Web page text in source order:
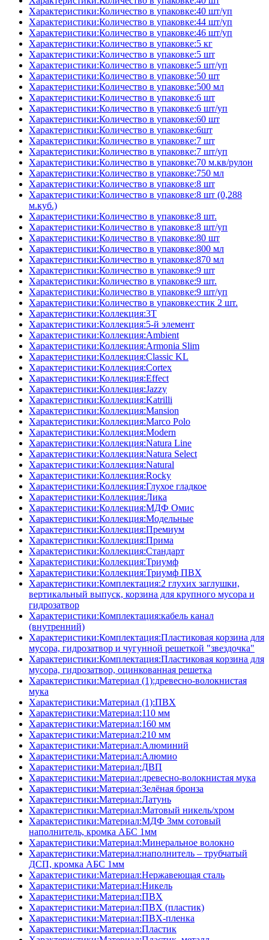
Характеристики:Количество в упаковке:40 шт/уп
Характеристики:Количество в упаковке:44 шт/уп
Характеристики:Количество в упаковке:46 шт/уп
Характеристики:Количество в упаковке:5 кг
Характеристики:Количество в упаковке:5 шт
Характеристики:Количество в упаковке:5 шт/уп
Характеристики:Количество в упаковке:50 шт
Характеристики:Количество в упаковке:500 мл
Характеристики:Количество в упаковке:6 шт
Характеристики:Количество в упаковке:6 шт/уп
Характеристики:Количество в упаковке:60 шт
Характеристики:Количество в упаковке:6шт
Характеристики:Количество в упаковке:7 шт
Характеристики:Количество в упаковке:7 шт/уп
Характеристики:Количество в упаковке:70 м.кв/рулон
Характеристики:Количество в упаковке:750 мл
Характеристики:Количество в упаковке:8 шт
Характеристики:Количество в упаковке:8 шт (0,288
м.куб.)
Характеристики:Количество в упаковке:8 шт.
Характеристики:Количество в упаковке:8 шт/уп
Характеристики:Количество в упаковке:80 шт
Характеристики:Количество в упаковке:800 мл
Характеристики:Количество в упаковке:870 мл
Характеристики:Количество в упаковке:9 шт
Характеристики:Количество в упаковке:9 шт.
Характеристики:Количество в упаковке:9 шт/уп
Характеристики:Количество в упаковке:стик 2 шт.
Характеристики:Коллекция:3T
Характеристики:Коллекция:5-й элемент
Характеристики:Коллекция:Ambient
Характеристики:Коллекция:Armonia Slim
Характеристики:Коллекция:Classic KL
Характеристики:Коллекция:Cortex
Характеристики:Коллекция:Effect
Характеристики:Коллекция:Jazzy
Характеристики:Коллекция:Katrilli
Характеристики:Коллекция:Mansion
Характеристики:Коллекция:Marco Polo
Характеристики:Коллекция:Modern
Характеристики:Коллекция:Natura Line
Характеристики:Коллекция:Natura Select
Характеристики:Коллекция:Natural
Характеристики:Коллекция:Rocky
Характеристики:Коллекция:Глухое гладкое
Характеристики:Коллекция:Лика
Характеристики:Коллекция:МДФ Омис
Характеристики:Коллекция:Модельные
Характеристики:Коллекция:Премиум
Характеристики:Коллекция:Прима
Характеристики:Коллекция:Стандарт
Характеристики:Коллекция:Триумф
Характеристики:Коллекция:Триумф ПВХ
Характеристики:Комплектация:2 глухих заглушки,
вертикальный выпуск, корзина для крупного мусора и
гидрозатвор
Характеристики:Комплектация:кабель канал
(внутренний)
Характеристики:Комплектация:Пластиковая корзина для
мусора, гидрозатвор и чугунной решеткой "звездочка"
Характеристики:Комплектация:Пластиковая корзина для
мусора, гидрозатвор, оцинкованная решетка
Характеристики:Материал (1):древесно-волокнистая
мука
Характеристики:Материал (1):ПВХ
Характеристики:Материал:110 мм
Характеристики:Материал:160 мм
Характеристики:Материал:210 мм
Характеристики:Материал:Алюминий
Характеристики:Материал:Алюмио
Характеристики:Материал:ДВП
Характеристики:Материал:древесно-волокнистая мука
Характеристики:Материал:Зелёная бронза
Характеристики:Материал:Латунь
Характеристики:Материал:Матовый никель/хром
Характеристики:Материал:МДФ 3мм сотовый
наполнитель, кромка AБC 1мм
Характеристики:Материал:Минеральное волокно
Характеристики:Материал:наполнитель – трубчатый
ДСП, кромка AБC 1мм
Характеристики:Материал:Нержавеющая сталь
Характеристики:Материал:Никель
Характеристики:Материал:ПВХ
Характеристики:Материал:ПВХ (пластик)
Характеристики:Материал:ПВХ-пленка
Характеристики:Материал:Пластик